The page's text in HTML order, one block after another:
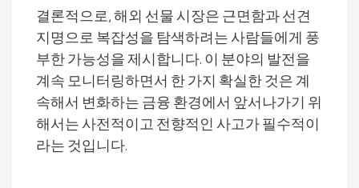
결론적으로, 해외 선물 시장은 근면함과 선견
지명으로 복잡성을 탐색하려는 사람들에게 풍
부한 가능성을 제시합니다. 이 분야의 발전을
계속 모니터링하면서 한 가지 확실한 것은 계
속해서 변화하는 금융 환경에서 앞서나가기 위
해서는 사전적이고 전향적인 사고가 필수적이
라는 것입니다.